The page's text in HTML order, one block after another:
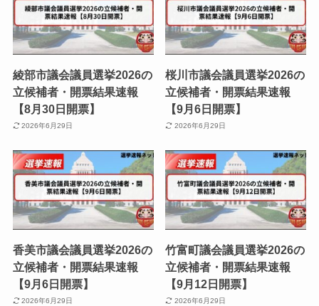
綾部市議会議員選挙2026の
立候補者・開票結果速報
【8月30日開票】
2026年6月29日
桜川市議会議員選挙2026の
立候補者・開票結果速報
【9月6日開票】
2026年6月29日
香美市議会議員選挙2026の
立候補者・開票結果速報
【9月6日開票】
2026年6月29日
竹富町議会議員選挙2026の
立候補者・開票結果速報
【9月12日開票】
2026年6月29日